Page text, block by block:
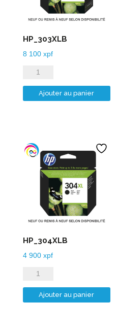
HP_303XLB
8 100 xpf
quantité
de
HP_303XLB
Ajouter au panier
HP_304XLB
4 900 xpf
quantité
de
HP_304XLB
Ajouter au panier